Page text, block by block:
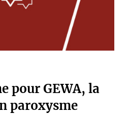
pour GEWA, la
paroxysme